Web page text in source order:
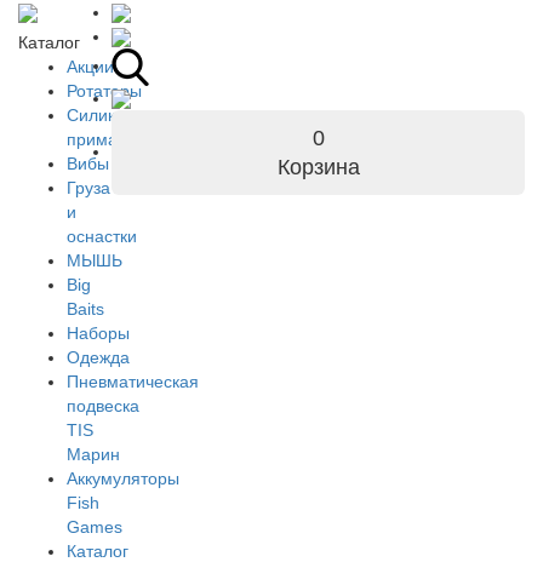
Каталог
Акции
Ротаторы
Силиконовые
приманки
Вибы
Груза
и
оснастки
МЫШЬ
Big
Baits
Наборы
Одежда
Пневматическая
подвеска
TIS
Марин
Аккумуляторы
Fish
Games
Каталог
0
Корзина